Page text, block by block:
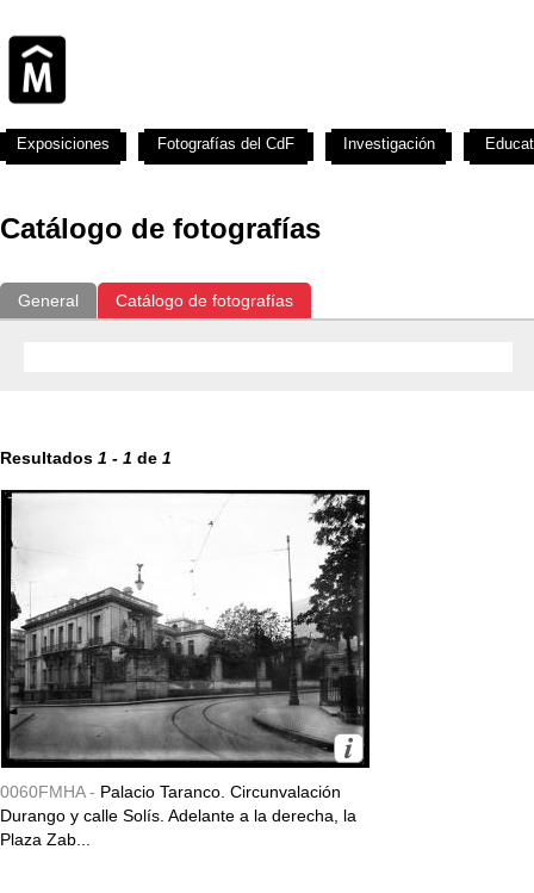
Catálogo de fotografías
General Catálogo de fotografías
Resultados 1 - 1 de 1
0060FMHA - Palacio Taranco. Circunvalación
Durango y calle Solís. Adelante a la derecha, la
Plaza Zab...
Exposiciones Fotografías del CdF Investigación